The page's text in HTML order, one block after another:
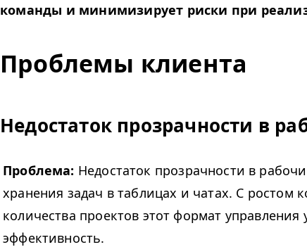
команды и минимизирует риски при
Проблемы клиента
Недостаток прозрачности в
Проблема: Недостаток прозрачности в
хранения задач в таблицах и чатах. С ростом
количества проектов этот формат управления
эффективность.